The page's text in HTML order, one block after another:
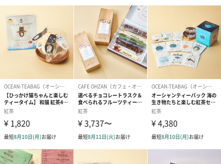
商品詳細情報
セット内容
りんご紅茶１缶
いちご紅茶１缶
ゆず紅茶１缶
原産国
日本